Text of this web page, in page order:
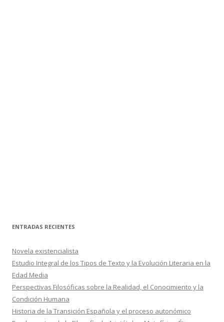
ENTRADAS RECIENTES
Novela existencialista
Estudio Integral de los Tipos de Texto y la Evolución Literaria en la
Edad Media
Perspectivas Filosóficas sobre la Realidad, el Conocimiento y la
Condición Humana
Historia de la Transición Española y el proceso autonómico